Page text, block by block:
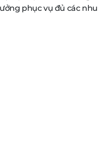
phục vụ đủ các nhu